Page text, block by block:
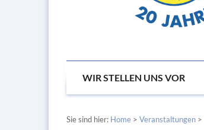
WIR STELLEN UNS VOR
Sie sind hier: Home > Veranstaltungen >